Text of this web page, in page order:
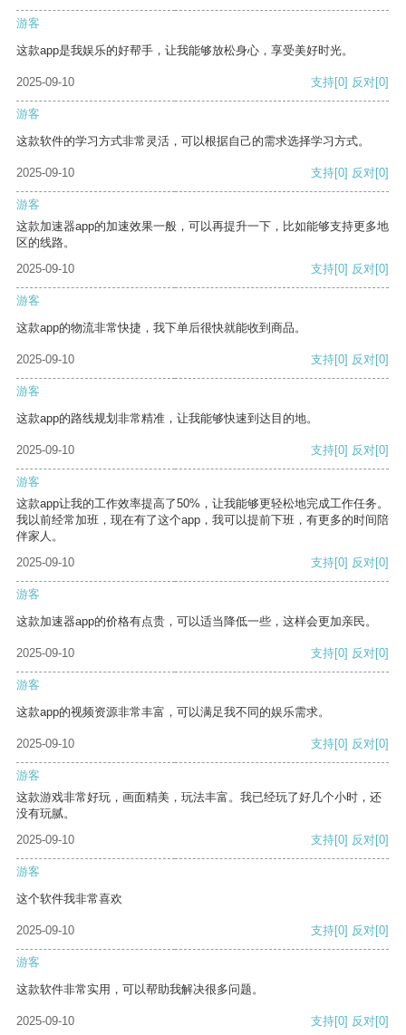
游客
这款app是我娱乐的好帮手，让我能够放松身心，享受美好时光。
2025-09-10 支持[0] 反对[0]
游客
这款软件的学习方式非常灵活，可以根据自己的需求选择学习方式。
2025-09-10 支持[0] 反对[0]
游客
这款加速器app的加速效果一般，可以再提升一下，比如能够支持更多地
区的线路。
2025-09-10
支持[0] 反对[0]
游客
这款app的物流非常快捷，我下单后很快就能收到商品。
2025-09-10 支持[0] 反对[0]
游客
这款app的路线规划非常精准，让我能够快速到达目的地。
2025-09-10 支持[0] 反对[0]
游客
这款app让我的工作效率提高了50%，让我能够更轻松地完成工作任务。
我以前经常加班，现在有了这个app，我可以提前下班，有更多的时间陪
伴家人。
2025-09-10
支持[0] 反对[0]
游客
这款加速器app的价格有点贵，可以适当降低一些，这样会更加亲民。
2025-09-10 支持[0] 反对[0]
游客
这款app的视频资源非常丰富，可以满足我不同的娱乐需求。
2025-09-10 支持[0] 反对[0]
游客
这款游戏非常好玩，画面精美，玩法丰富。我已经玩了好几个小时，还
没有玩腻。
2025-09-10
支持[0] 反对[0]
游客
这个软件我非常喜欢
2025-09-10 支持[0] 反对[0]
游客
这款软件非常实用，可以帮助我解决很多问题。
2025-09-10 支持[0] 反对[0]